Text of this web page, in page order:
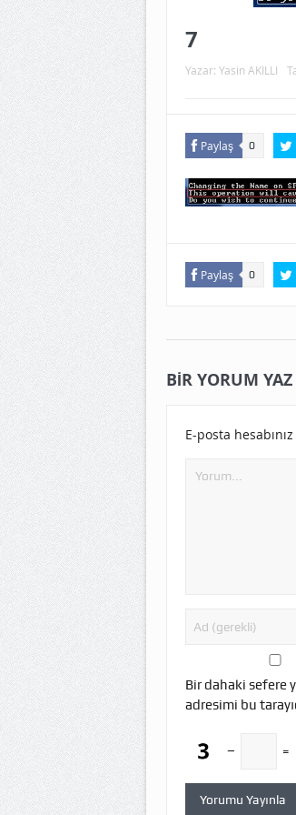
7
Yazar: Yasin AKILLI
Paylaş 0
Paylaş 0
BIR YORUM YAZ
E-posta
Bir dahaki sefere
adresimi bu
− =